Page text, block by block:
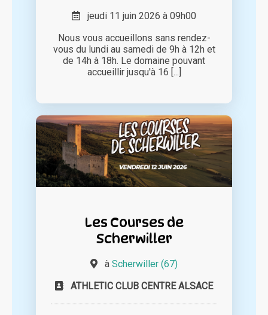
jeudi 11 juin 2026 à 09h00
Nous vous accueillons sans rendez-
vous du lundi au samedi de 9h à 12h et
de 14h à 18h. Le domaine pouvant
accueillir jusqu'à 16 [...]
Les Courses de
Scherwiller
à Scherwiller (67)
ATHLETIC CLUB CENTRE ALSACE